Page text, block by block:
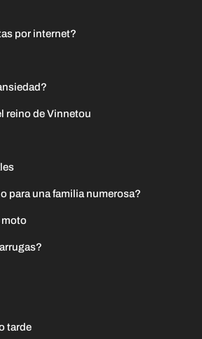
por internet?
reino de Vinnetou
para una familia numerosa?
moto
tarde